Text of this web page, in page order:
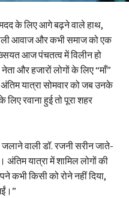
के लिए आगे बढ़ने वाले हाथ,
आवाज और कभी समाज को एक
आज पंचतत्व में विलीन हो
और हजारों लोगों के लिए “माँ”
यात्रा सोमवार को जब उनके
रवाना हुई तो पूरा शहर
वाली डॉ. रजनी सरीन जाते-
यात्रा में शामिल लोगों की
कभी किसी को रोने नहीं दिया,